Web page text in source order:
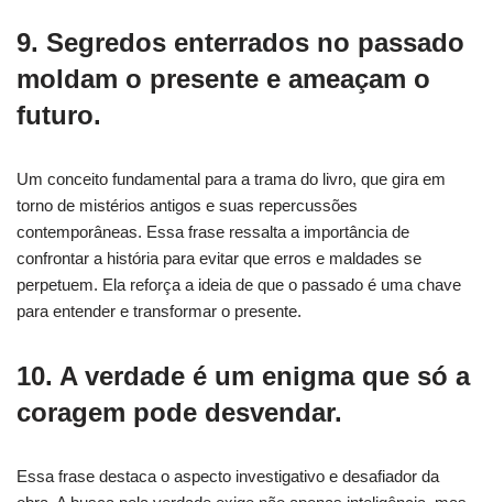
9. Segredos enterrados no passado
moldam o presente e ameaçam o
futuro.
Um conceito fundamental para a trama do livro, que gira em
torno de mistérios antigos e suas repercussões
contemporâneas. Essa frase ressalta a importância de
confrontar a história para evitar que erros e maldades se
perpetuem. Ela reforça a ideia de que o passado é uma chave
para entender e transformar o presente.
10. A verdade é um enigma que só a
coragem pode desvendar.
Essa frase destaca o aspecto investigativo e desafiador da